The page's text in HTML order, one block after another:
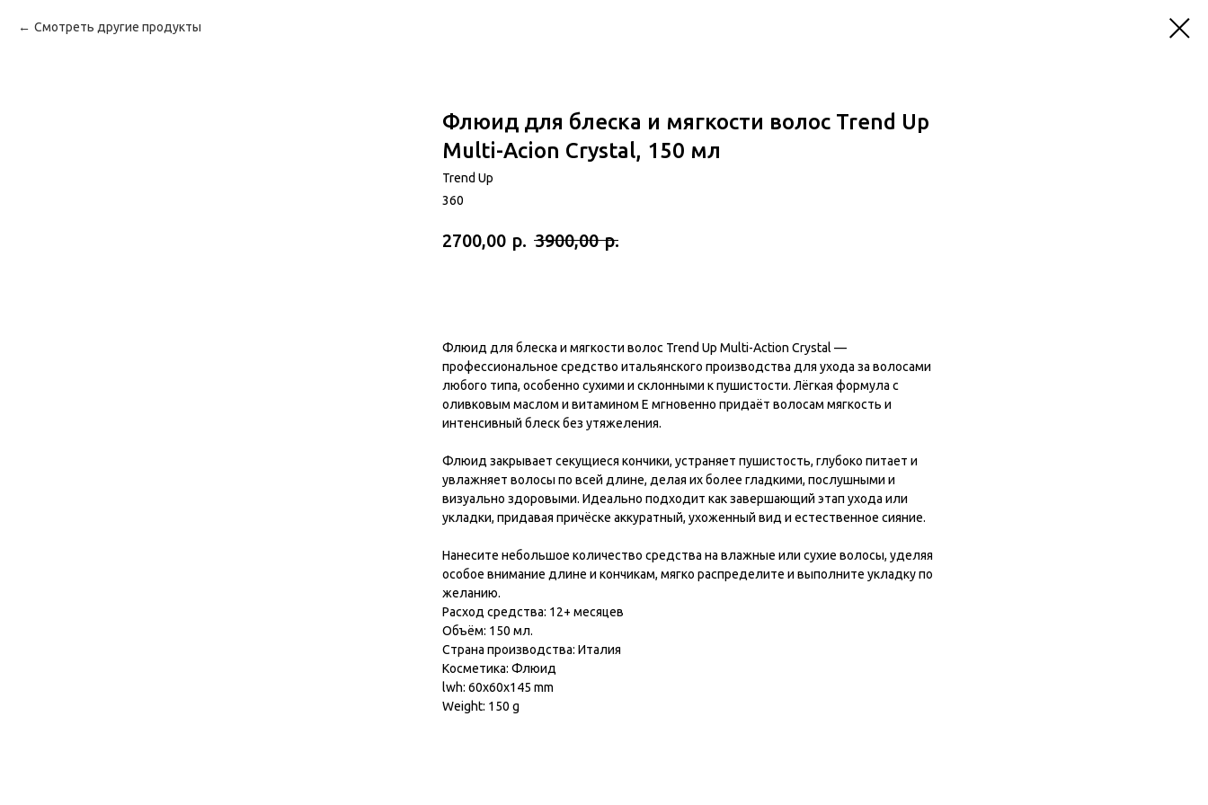
Смотреть другие продукты
Флюид для блеска и мягкости волос Trend Up
Multi-Acion Crystal, 150 мл
Trend Up
360
2700,00 р. 3900,00 р.
Флюид для блеска и мягкости волос Trend Up Multi-Action Crystal —
профессиональное средство итальянского производства для ухода за волосами
любого типа, особенно сухими и склонными к пушистости. Лёгкая формула с
оливковым маслом и витамином Е мгновенно придаёт волосам мягкость и
интенсивный блеск без утяжеления.
Флюид закрывает секущиеся кончики, устраняет пушистость, глубоко питает и
увлажняет волосы по всей длине, делая их более гладкими, послушными и
визуально здоровыми. Идеально подходит как завершающий этап ухода или
укладки, придавая причёске аккуратный, ухоженный вид и естественное сияние.
Нанесите небольшое количество средства на влажные или сухие волосы, уделяя
особое внимание длине и кончикам, мягко распределите и выполните укладку по
желанию.
Расход средства: 12+ месяцев
Объём: 150 мл.
Страна производства: Италия
Косметика: Флюид
lwh: 60x60x145 mm
Weight: 150 g